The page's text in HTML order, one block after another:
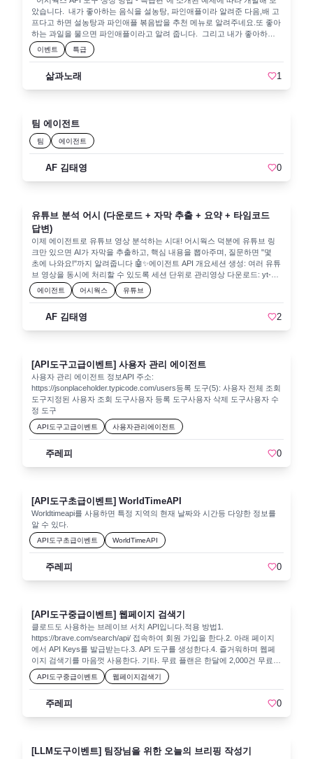
AI 기능을 제공합니다.외부 네트워크 없이 내부에서 AI 모델을 실행해 민
감 데이터 처리나 오프라인 추론이 가능합니다.실제 적용 사례기존 웹앱에
AI 챗봇 붙이기: 사이드카에서 생성형 AI 모델을 실행해 질문을 처리하고,
웹앱은 사용자 입력·출력을 담당합니다.AI 기반 모니터링/로그 분석: 사이
드카에 머신러닝 모델을 올려 메인 앱 로그를 실시간으로 이상 탐지·통계
분석합니다.캐싱 사이드카: Redis 등 캐시를 사이드카로 도입해 성능과 응
드카 두 개를 이용해 AI 모델과 벡터 DB(RAG 시나리오 등)를 동시에 구동,
고급 지능형 기능을 빠르게 실험·적용할 수 있습니다.Microsoft App
하도록 지원합니다. Azure App Service가 2024년 말부터 사이드카 기능을
정식 지원하면서, 개발자는 별도의 쿠버네티스나 대규모 아키텍처 변경 없
이도 사이드카 컨테이너를 배포해 AI·모니터링·보안·캐싱 등의 기능을 빠
라우드와 AI 기술을 도입하려는 조직에 현실적 대안을 제공합니다.발표 자
료 및 참고 링크#제목유형바로가기1Sidecar pattern – Cloud Design
ng the General Availability of Sidecar Extensibility in
Azure App ServiceGA 발표 블로그
https://techcommunity.microsoft.com/blog/appsonazureblog/announcing-
the-general-availability-of-sidecar-extensibility-in-azure-app-
servic/4267985 3Sidecars in Azure App Service: A Deep Dive심층 기술
블로그https://azure.github.io/AppService/2025/03/06/Sidecars-Deep-
Dive-Part1.html 4Integrating AI into your Python Apps with App Service
Sidecars세션 동영상https://learn.microsoft.com/shows/azure-
developers-python-day-2024/integrating-ai-into-your-python-apps-with-
app-service-sidecars 사이드카 패턴은 기존 애플리케이션 옆에 AI 기능을
았습니다. 내가 좋아하는 음식을 설농탕, 파인애플이라 알려준 다음,배 고
프다고 하면 설농탕과 파인애플 볶음밥을 추천 메뉴로 알려주네요.또 좋아
하는 과일을 물으면 파인애플이라고 알려 줍니다. 그리고 내가 좋아하는
것을 독서이고 좋아하는 가수를 알려준 다음심심할 때 뭐 하면 좋겠느냐고
물으니책 읽기와 좋아하는 가수의 음악 감상을 추천해 줍니다. 이런 것이
시웍스를 이용하니 아주 빠르고 편하게 만들 수 있어 좋네요.
이벤트 특급
삶과노래 1
팀 에이전트
팀 에이전트
AF 김태영 0
유튜브 분석 어시 (다운로드 + 자막 추출 + 요약 + 타임코드
답변)
이제 에이전트로 유튜브 영상 분석하는 시대! 어시웍스 덕분에 유튜브 링
크만 있으면 AI가 자막을 추출하고, 핵심 내용을 뽑아주며, 질문하면 "몇
초에 나와요!"까지 알려줍니다 🤖✨에이전트 API 개요세션 생성: 여러 유튜
브 영상을 동시에 처리할 수 있도록 세션 단위로 관리영상 다운로드: yt-dlp
를 사용해 유튜브 링크로부터 mp4 다운로드오디오 추출: ffmpeg로 mp4에
서 오디오(wav)만 추출Whisper로 자막(SRT) 생성: OpenAI의 음성인식 모
가공다운로드 및 파일 제공: 세션별로 저장된 비디오/오디오/SRT 파일을
직접 다운로드각 단계를 에이전트가 순서대로 호출하면, 영상 처리 작업이
니다:/create_session으로 새 세션 아이디(session_id) 받
기/youtube_download로 영상 다운로드/extract_audio로 오디오 추
출/audio2srt로 자막 생성/srt_to_text로 완성된 자막을 텍스트로 가져오기
필요하다면 자막 텍스트를 기반으로 LLM이 요약함결과:에이전트가 "영상
에서 뽑은 자막과 요약"을 사용자에게 답변합니다.사용자가 추가 질문을
하면, 자막에 시간대별로 접근해 "몇 초 부분입니다."라고 알려줍니다.시연
동영상을 보도록 하겠습니다.API 상세 설명1. 세션 생성:
/create_sessionMethod: GET설명:세션이란, 각 작업(영상 다운로드 등)을
독립적으로 처리하기 위해 필요한 고유 식별자입니다.이 엔드포인트는 내
class="language-plaintext">{ "session_id": "4f055ad9-268c-4caa-
be39-...", "message": "새로운 세션이 생성되었습니다." } </code>주요 포
인트글로벌 딕셔너리 SESSIONS:<code class="language-
plaintext">SESSIONS[session_id] = { "video_path": None, "audio_path":
None, "srt_path": None, }</code>실제 배포 시: Redis, DB 등을 사용해 세
션 정보를 관리하는 방식을 권장.2. 유튜브 영상 다운로드:
/youtube_downloadMethod: POSTPayload:<code class="language-
기록합니다.응답:<code class="language-plaintext">{ "message": "다운로
드 완료", "file_path": "...", "download_url":
"http://127.0.0.1:8000/download_file/{session_id}/video", "session_id": "..."
}</code>주요 포인트yt-dlp 설정:<code class="language-
plaintext">ydl_opts = { 'format':
'best[ext=mp4]/bestvideo[ext=mp4]+bestaudio[ext=m4a]/best', 'outtmpl':
f'{download_dir}/%(title)s.%(ext)s', 'merge_output_format': 'mp4' }</code>
가능한 mp4 포맷 중 가장 화질 좋은 것부터 시도.영상/오디오 스트림 통합
(m4a → mp4).파일명 관리:실제 파일명은 동영상의 title을 가져와
이용해 영상(mp4)에서 오디오(wav)만 추출합니
다.SESSIONS[session_id]["audio_path"]에 결과 파일 경로를 저장합니다.
에이전트 어시웍스 유튜브
AF 김태영 2
[API도구고급이벤트] 사용자 관리 에이전트
사용자 관리 에이전트 정보API 주소:
https://jsonplaceholder.typicode.com/users등록 도구(5): 사용자 전체 조회
도구지정된 사용자 조회 도구사용자 등록 도구사용자 삭제 도구사용자 수
정 도구
API도구고급이벤트 사용자관리에이전트
주레피 0
[API도구초급이벤트] WorldTimeAPI
Worldtimeapi를 사용하면 특정 지역의 현재 날짜와 시간등 다양한 정보를
알 수 있다.
API도구초급이벤트 WorldTimeAPI
주레피 0
[API도구중급이벤트] 웹페이지 검색기
클로드도 사용하는 브레이브 서치 API입니다.적용 방법1.
https://brave.com/search/api/ 접속하여 회원 가입을 한다.2. 아래 페이지
에서 API Keys를 발급받는다.3. API 도구를 생성한다.4. 즐거워하며 웹페
이지 검색기를 마음껏 사용한다. 기타. 무료 플랜은 한달에 2,000건 무료입
니다.
API도구중급이벤트 웹페이지검색기
주레피 0
[LLM도구이벤트] 팀장님을 위한 오늘의 브리핑 작성기